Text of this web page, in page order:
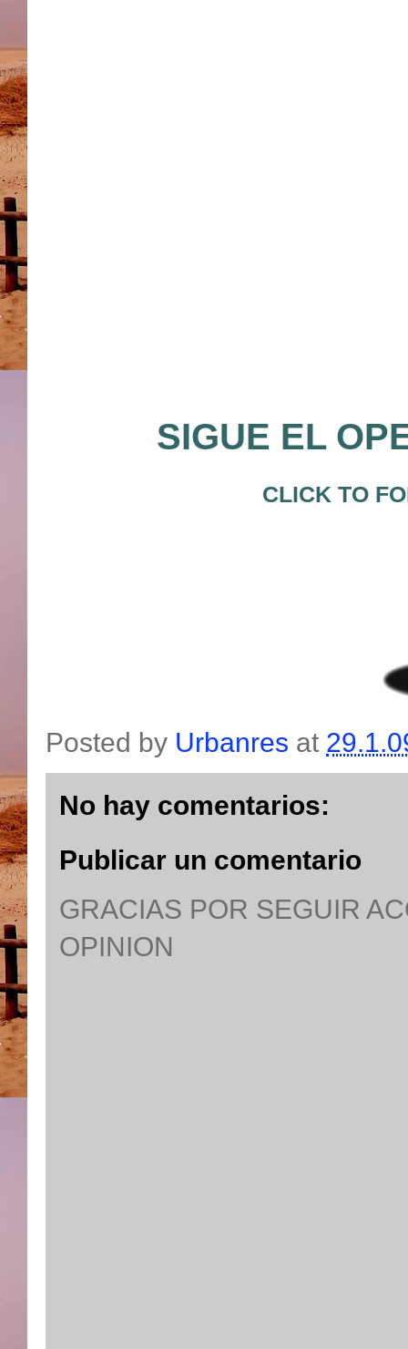
SIGUE EL
CLICK TO
Posted by Urbanres at
No hay comentarios:
Publicar un comentario
GRACIAS POR SEGUIR
OPINION